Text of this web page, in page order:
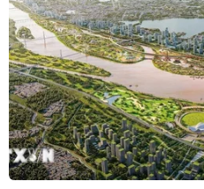
BOT được xác định lại theo
phù hợp với các kết luận